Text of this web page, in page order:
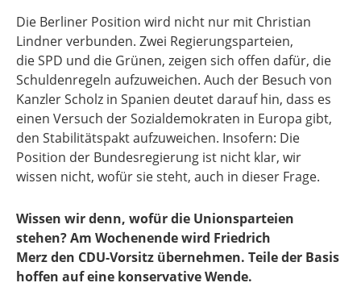
Die Berliner Position wird nicht nur mit Christian
Lindner verbunden. Zwei Regierungsparteien,
die SPD und die Grünen, zeigen sich offen dafür, die
Schuldenregeln aufzuweichen. Auch der Besuch von
Kanzler Scholz in Spanien deutet darauf hin, dass es
einen Versuch der Sozialdemokraten in Europa gibt,
den Stabilitätspakt aufzuweichen. Insofern: Die
Position der Bundesregierung ist nicht klar, wir
wissen nicht, wofür sie steht, auch in dieser Frage.
Wissen wir denn, wofür die Unionsparteien
stehen? Am Wochenende wird Friedrich
Merz den CDU-Vorsitz übernehmen. Teile der Basis
hoffen auf eine konservative Wende.